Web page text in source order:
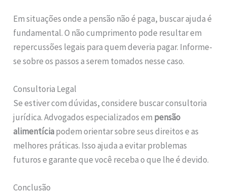
Em situações onde a pensão não é paga, buscar ajuda é
fundamental. O não cumprimento pode resultar em
repercussões legais para quem deveria pagar. Informe-
se sobre os passos a serem tomados nesse caso.
Consultoria Legal
Se estiver com dúvidas, considere buscar consultoria
jurídica. Advogados especializados em pensão
alimentíciapodem orientar sobre seus direitos e as
melhores práticas. Isso ajuda a evitar problemas
futuros e garante que você receba o que lhe é devido.
Conclusão